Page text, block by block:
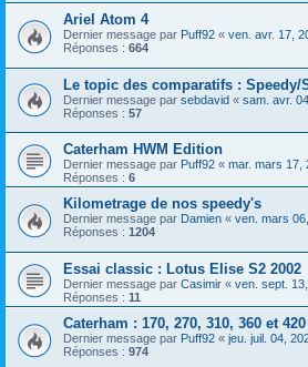
Ariel Atom 4
Dernier message par Puff92 « ven. avr. 17,
Réponses : 664
Le topic des comparatifs : Speedy/
Dernier message par sebdavid « sam. avr.
Réponses : 57
Caterham HWM Edition
Dernier message par Puff92 « mar. mars 17,
Réponses : 6
Kilometrage de nos speedy's
Dernier message par Damien « ven. mars
Réponses : 1204
Essai classic : Lotus Elise S2 2002
Dernier message par Casimir « ven. sept.
Réponses : 11
Caterham : 170, 270, 310, 360 et
Dernier message par Puff92 « jeu. juil. 04,
Réponses : 974